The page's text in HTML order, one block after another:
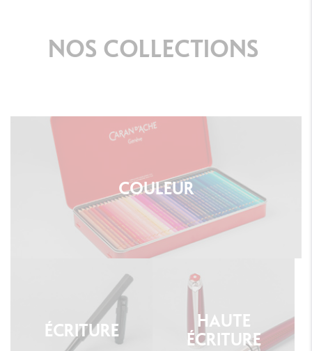
NOS COLLECTIONS
COULEUR
ÉCRITURE
HAUTE
ÉCRITURE